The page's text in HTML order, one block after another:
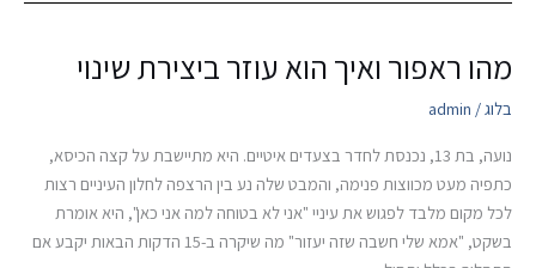
מהו ראפור ואיך הוא עוזר ביצירת שינוי
בלוג /
admin
נועה, בת 13, נכנסת לחדר בצעדים איטיים. היא מתיישבת על קצה הכיסא,
כתפיה מעט מכווצות פנימה, והמבט שלה נע בין הרצפה לחלון העיניים רצות
לכל מקום מלבד לפגוש את עיניי "אני לא בטוחה למה אני כאן", היא אומרת
בשקט, "אמא שלי חשבה שזה יעזור" מה שיקרה ב-15 הדקות הבאות יקבע אם
מהו
ואיך
ביצירת